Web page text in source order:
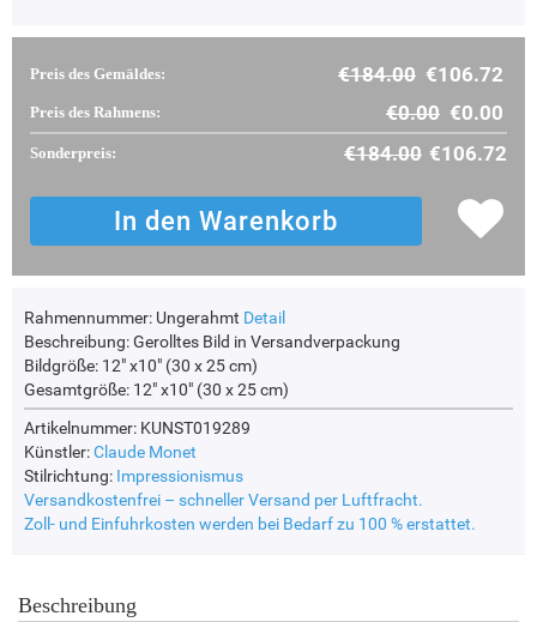
Preis des Gemäldes: €184.00 €106.72
Preis des Rahmens: €0.00 €0.00
Sonderpreis: €184.00 €106.72
Rahmennummer: Ungerahmt Detail
Beschreibung:Gerolltes Bild in Versandverpackung
Bildgröße: 12" x10" (30 x 25 cm)
Gesamtgröße: 12" x10" (30 x 25 cm)
Artikelnummer: KUNST019289
Künstler:Claude Monet
Stilrichtung: Impressionismus
Versandkostenfrei – schneller Versand per Luftfracht.
Zoll- und Einfuhrkosten werden bei Bedarf zu 100 % erstattet.
Beschreibung